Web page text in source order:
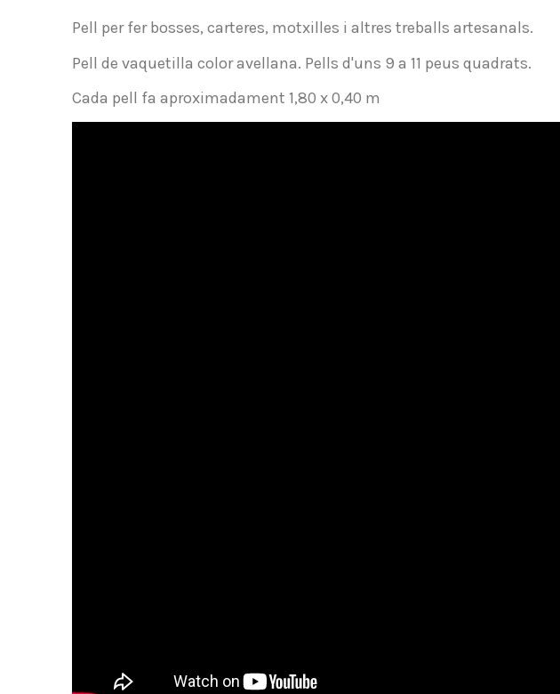
Pell per fer bosses, carteres, motxilles i altres treballs artesanals.
Pell de vaquetilla color avellana. Pells d'uns 9 a 11 peus quadrats.
Cada pell fa aproximadament 1,80 x 0,40 m